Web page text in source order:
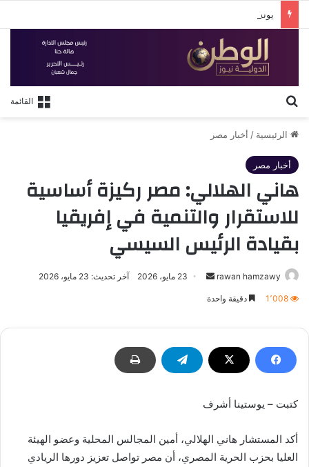
القائمة
الرئيسية / أخبار مصر
أخبار مصر
هاني الهلالي: مصر ركيزة أساسية
للاستقرار والتنمية في إفريقيا
بقيادة الرئيس السيسي
rawan hamzawy
أرسل 23 مايو، 2026 آخر تحديث: 23 مايو، 2026
1٬008 دقيقة واحدة
كتبت – يوستينا أشرف
أكد المستشار هاني الهلالي، أمين المجالس المحلية وعضو الهيئة
العليا بحزب الحرية المصري، أن مصر تواصل تعزيز دورها الريادي